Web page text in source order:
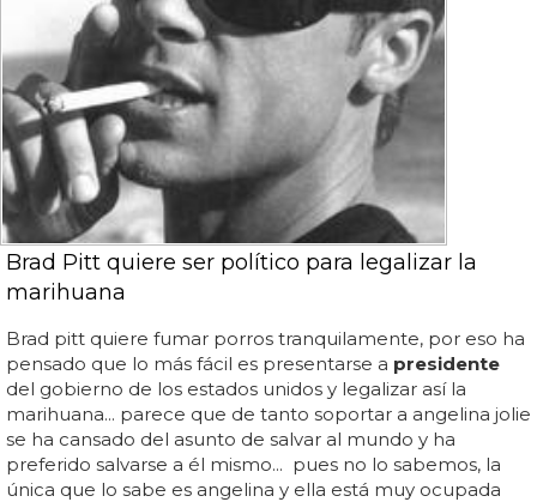
Brad Pitt quiere ser político para legalizar la
marihuana
Brad pitt quiere fumar porros tranquilamente, por eso ha
pensado que lo más fácil es presentarse a presidente
del gobierno de los estados unidos y legalizar así la
marihuana... parece que de tanto soportar a angelina jolie
se ha cansado del asunto de salvar al mundo y ha
preferido salvarse a él mismo... pues no lo sabemos, la
única que lo sabe es angelina y ella está muy ocupada